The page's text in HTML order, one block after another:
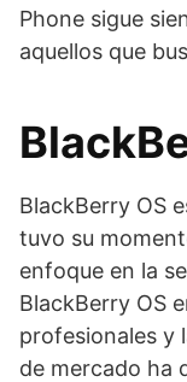
Phone sigue
aquellos que
BlackBerry OS
tuvo su
enfoque en la
BlackBerry OS
profesionales y
de mercado ha